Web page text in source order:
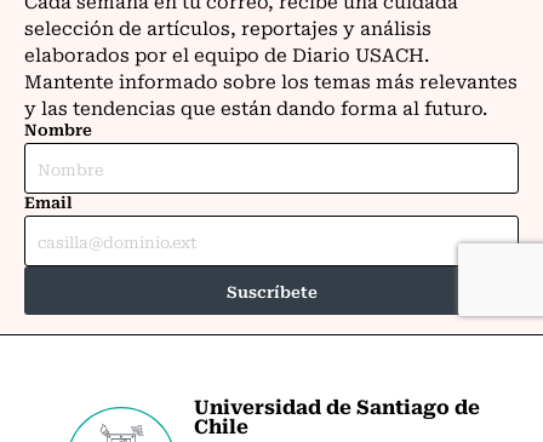
Universidad de Santiago de
Chile